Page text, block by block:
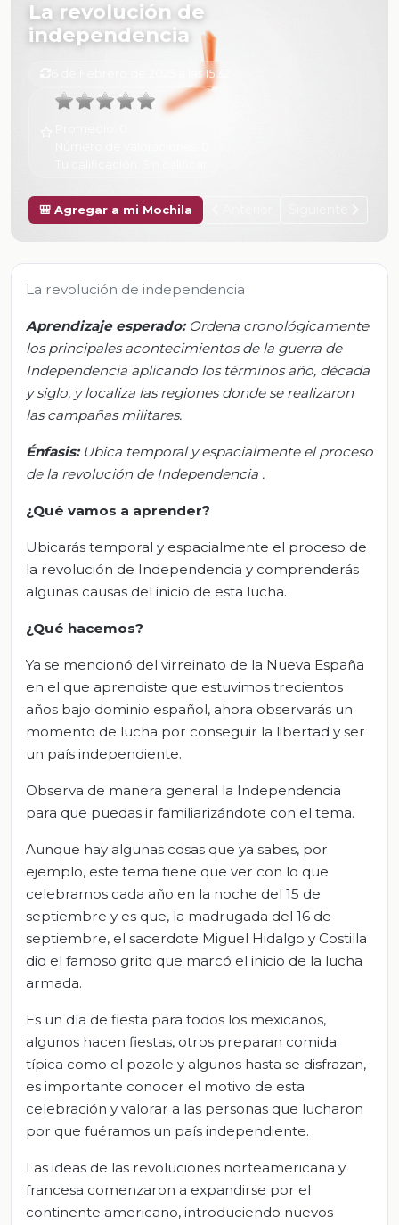
La revolución de
independencia
6 de Febrero de 2025 a las 15:32
🎒 Agregar a mi Mochila
La revolución de independencia
Aprendizaje esperado: Ordena cronológicamente
los principales acontecimientos de la guerra de
Independencia aplicando los términos año, década
y siglo, y localiza las regiones donde se realizaron
las campañas militares.
Énfasis: Ubica temporal y espacialmente el proceso
de la revolución de Independencia .
¿Qué vamos a aprender?
Ubicarás temporal y espacialmente el proceso de
la revolución de Independencia y comprenderás
algunas causas del inicio de esta lucha.
¿Qué hacemos?
Ya se mencionó del virreinato de la Nueva España
en el que aprendiste que estuvimos trecientos
años bajo dominio español, ahora observarás un
momento de lucha por conseguir la libertad y ser
un país independiente.
Observa de manera general la Independencia
para que puedas ir familiarizándote con el tema.
Aunque hay algunas cosas que ya sabes, por
ejemplo, este tema tiene que ver con lo que
celebramos cada año en la noche del 15 de
septiembre y es que, la madrugada del 16 de
septiembre, el sacerdote Miguel Hidalgo y Costilla
dio el famoso grito que marcó el inicio de la lucha
armada.
Es un día de fiesta para todos los mexicanos,
algunos hacen fiestas, otros preparan comida
típica como el pozole y algunos hasta se disfrazan,
es importante conocer el motivo de esta
celebración y valorar a las personas que lucharon
por que fuéramos un país independiente.
Las ideas de las revoluciones norteamericana y
francesa comenzaron a expandirse por el
continente americano, introduciendo nuevos